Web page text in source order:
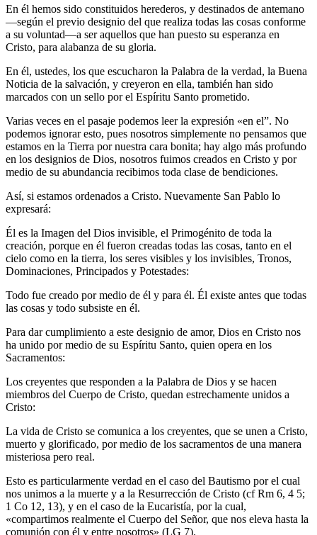
En él hemos sido constituidos herederos, y destinados de antemano
—según el previo designio del que realiza todas las cosas conforme
a su voluntad—a ser aquellos que han puesto su esperanza en
Cristo, para alabanza de su gloria.
En él, ustedes, los que escucharon la Palabra de la verdad, la Buena
Noticia de la salvación, y creyeron en ella, también han sido
marcados con un sello por el Espíritu Santo prometido.
Varias veces en el pasaje podemos leer la expresión «en el”. No
podemos ignorar esto, pues nosotros simplemente no pensamos que
estamos en la Tierra por nuestra cara bonita; hay algo más profundo
en los designios de Dios, nosotros fuimos creados en Cristo y por
medio de su abundancia recibimos toda clase de bendiciones.
Así, si estamos ordenados a Cristo. Nuevamente San Pablo lo
expresará:
Él es la Imagen del Dios invisible, el Primogénito de toda la
creación, porque en él fueron creadas todas las cosas, tanto en el
cielo como en la tierra, los seres visibles y los invisibles, Tronos,
Dominaciones, Principados y Potestades:
Todo fue creado por medio de él y para él. Él existe antes que todas
las cosas y todo subsiste en él.
Para dar cumplimiento a este designio de amor, Dios en Cristo nos
ha unido por medio de su Espíritu Santo, quien opera en los
Sacramentos:
Los creyentes que responden a la Palabra de Dios y se hacen
miembros del Cuerpo de Cristo, quedan estrechamente unidos a
Cristo:
La vida de Cristo se comunica a los creyentes, que se unen a Cristo,
muerto y glorificado, por medio de los sacramentos de una manera
misteriosa pero real.
Esto es particularmente verdad en el caso del Bautismo por el cual
nos unimos a la muerte y a la Resurrección de Cristo (cf Rm 6, 4 5;
1 Co 12, 13), y en el caso de la Eucaristía, por la cual,
«compartimos realmente el Cuerpo del Señor, que nos eleva hasta la
comunión con él y entre nosotros» (LG 7).